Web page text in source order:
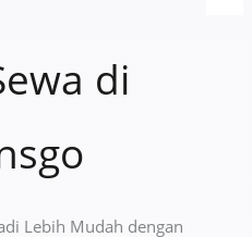
di
Lebih Mudah dengan